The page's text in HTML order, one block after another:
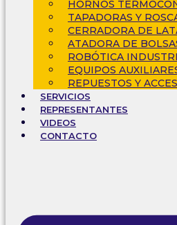
HORNOS
TAPADORAS Y
CERRADORA DE
ATADORA DE
ROBÓTICA
EQUIPOS
REPUESTOS Y
SERVICIOS
REPRESENTANTES
VIDEOS
CONTACTO